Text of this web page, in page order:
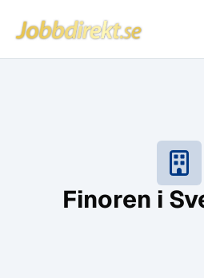
Hoppa till innehåll
Jobbdirekt
Finoren i